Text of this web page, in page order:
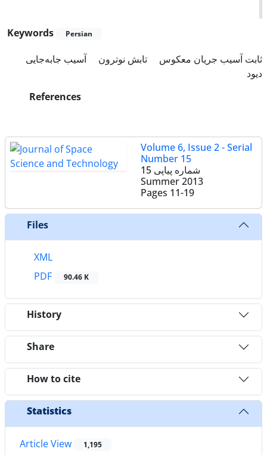
Keywords Persian
ثابت آسیب جریان معکوس تابش نوترون
آسیب جابه‌جایی
دیود
References
Volume 6, Issue 2 - Serial
Number 15
شماره پیاپی 15
Summer 2013
Pages 11-19
Files
XML
PDF
90.46 K
History
Share
How to cite
Statistics
Article View 1,195